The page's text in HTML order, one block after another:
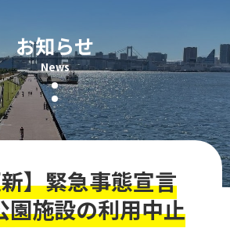
公園・施設紹介
アクセス
お問い合わせ
お知らせ
News
】緊急事態宣言
園施設の利用中止